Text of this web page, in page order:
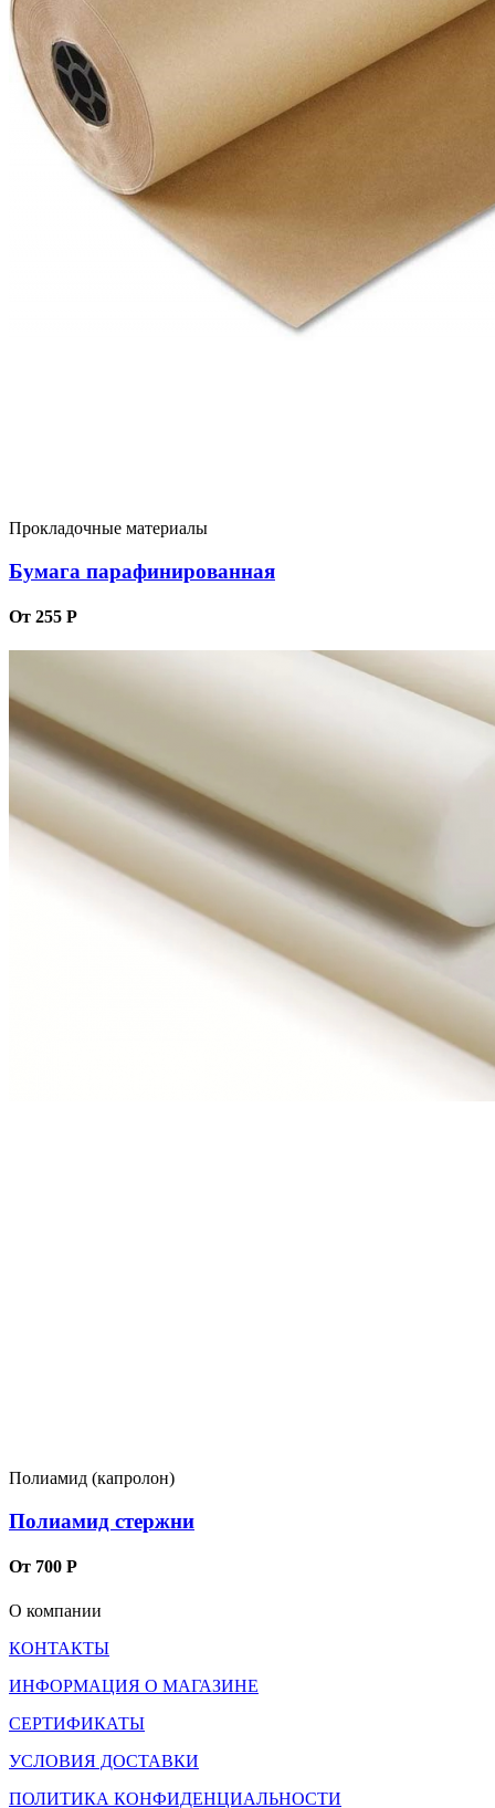
Прокладочные материалы
Бумага парафинированная
От 255 Р
Полиамид (капролон)
Полиамид стержни
От 700 Р
О компании
КОНТАКТЫ
ИНФОРМАЦИЯ О МАГАЗИНЕ
СЕРТИФИКАТЫ
УСЛОВИЯ ДОСТАВКИ
ПОЛИТИКА КОНФИДЕНЦИАЛЬНОСТИ